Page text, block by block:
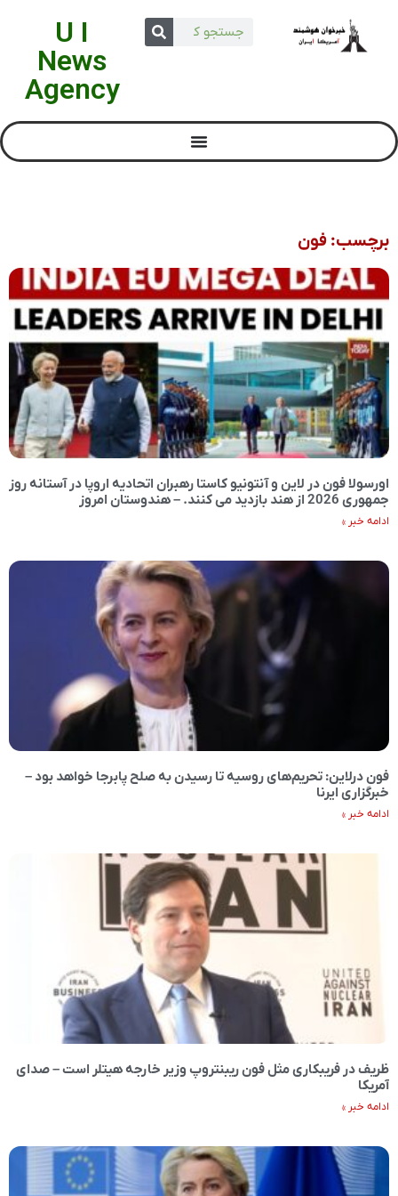
U I
News
Agency
برچسب: فون
اورسولا فون در لاین و آنتونیو کاستا رهبران اتحادیه اروپا در آستانه روز
جمهوری 2026 از هند بازدید می کنند. – هندوستان امروز
ادامه خبر »
فون درلاین: تحریم‌های روسیه تا رسیدن به صلح پابرجا خواهد بود –
خبرگزاری ایرنا
ادامه خبر »
ظریف در فریبکاری مثل فون ریبنتروپ وزیر خارجه هیتلر است – صدای
آمریکا
ادامه خبر »